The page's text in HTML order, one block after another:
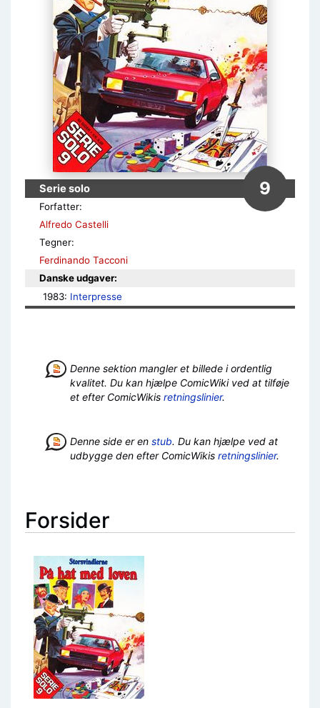
Serie solo 9
Forfatter:
Alfredo Castelli
Tegner:
Ferdinando Tacconi
Danske udgaver:
1983: Interpresse
Denne sektion mangler et billede i ordentlig
kvalitet. Du kan hjælpe ComicWiki ved at tilføje
et efter ComicWikis retningslinier.
Denne side er en stub. Du kan hjælpe ved at
udbygge den efter ComicWikis retningslinier.
Forsider